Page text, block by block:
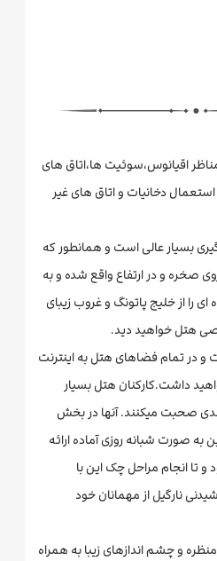
مناظر اقیانوس،سوئیت ها،اتاق های
دخانیات و اتاق های غیر
بسیار عالی است و همانطور که
صخره و در ارتفاع واقع شده و به
را از خلیج پاتونگ و غروب زیبای
هتل خواهید دید.
و در تمام فضاهای هتل به اینترنت
داشت.کارکنان هتل بسیار
صحبت میکنند. آنها در بخش
صورت شبانه روزی آماده ارائه
تا انجام مراحل چک این با
نارگیل از مهمانان خود
و چشم اندازهای زیبا به همراه